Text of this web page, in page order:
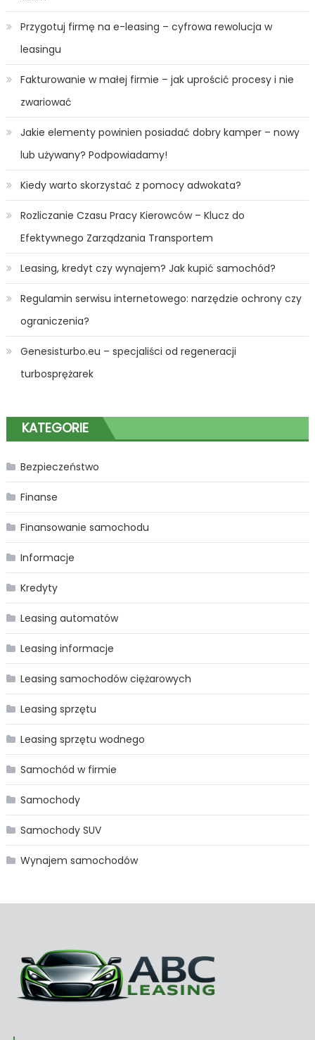
Przygotuj firmę na e-leasing – cyfrowa rewolucja w
leasingu
Fakturowanie w małej firmie – jak uprościć procesy i nie
zwariować
Jakie elementy powinien posiadać dobry kamper – nowy
lub używany? Podpowiadamy!
Kiedy warto skorzystać z pomocy adwokata?
Rozliczanie Czasu Pracy Kierowców – Klucz do
Efektywnego Zarządzania Transportem
Leasing, kredyt czy wynajem? Jak kupić samochód?
Regulamin serwisu internetowego: narzędzie ochrony czy
ograniczenia?
Genesisturbo.eu – specjaliści od regeneracji
turbosprężarek
KATEGORIE
Bezpieczeństwo
Finanse
Finansowanie samochodu
Informacje
Kredyty
Leasing automatów
Leasing informacje
Leasing samochodów ciężarowych
Leasing sprzętu
Leasing sprzętu wodnego
Samochód w firmie
Samochody
Samochody SUV
Wynajem samochodów